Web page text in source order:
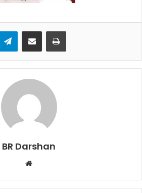
Telegram
BR Darshan
b